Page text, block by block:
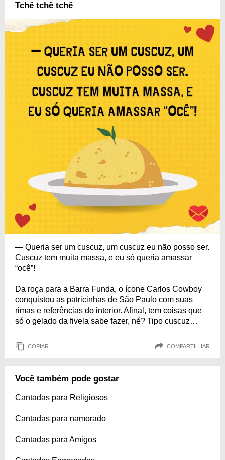
Tchê tchê tchê
— Queria ser um cuscuz, um cuscuz eu não posso ser.
Cuscuz tem muita massa, e eu só queria amassar
“ocê”!
Da roça para a Barra Funda, o ícone Carlos Cowboy
conquistou as patricinhas de São Paulo com suas
rimas e referências do interior. Afinal, tem coisas que
só o gelado da fivela sabe fazer, né? Tipo cuscuz…
COPIAR COMPARTILHAR
Você também pode gostar
Cantadas para Religiosos
Cantadas para namorado
Cantadas para Amigos